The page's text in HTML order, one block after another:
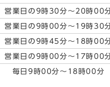
営業日の9時30分～20時00
営業日の9時00分～19時30
営業日の9時45分～18時00
営業日の9時00分～17時00
毎日9時00分～18時00分